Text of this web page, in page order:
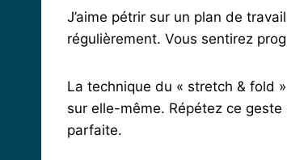
J’aime pétrir sur un plan de
régulièrement. Vous sentirez
La technique du « stretch & fold
sur elle-même. Répétez ce
parfaite.